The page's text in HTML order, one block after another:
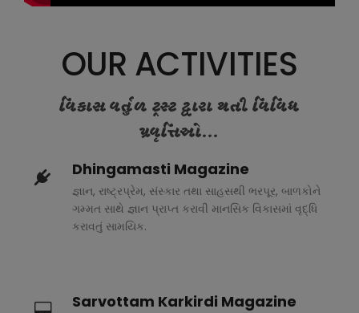
OUR ACTIVITIES
વિકાસ વર્તુળ ટ્રસ્ટ દ્વારા થતી વિવિધ
પ્રવૃત્તિઓ...
Dhingamasti Magazine
જ્ઞાન, રાષ્ટ્રપ્રેમ, સંસ્કાર તથા સાહસથી ભરપૂર, બાળકોને
ગમ્મત સાથે જ્ઞાન પ્રાપ્ત કરાવી માનસિક વિકાસમાં વૃદ્ધિ
કરાવતું સામયિક.
Sarvottam Karkirdi Magazine